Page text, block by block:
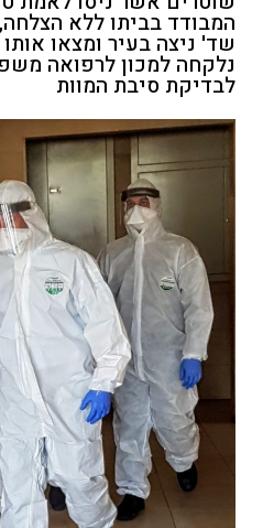
המבודד בביתו ללא
שד' ניצה בעיר ומצאו
נלקחה למכון לרפואה
לבדיקת סיבת המוות